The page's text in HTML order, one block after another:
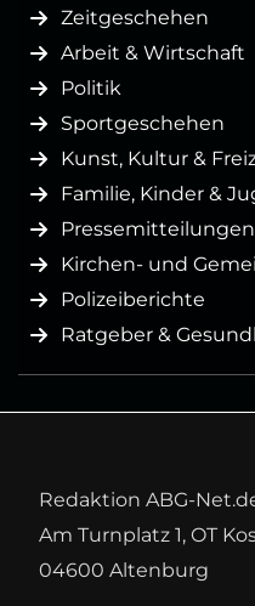
Zeitgeschehen
Arbeit & Wirtschaft
Politik
Sportgeschehen
Kunst, Kultur &
Familie, Kinder &
Pressemitteilungen
Kirchen- und
Polizeiberichte
Ratgeber &
Redaktion ABG-
Am Turnplatz 1, OT
04600 Altenburg